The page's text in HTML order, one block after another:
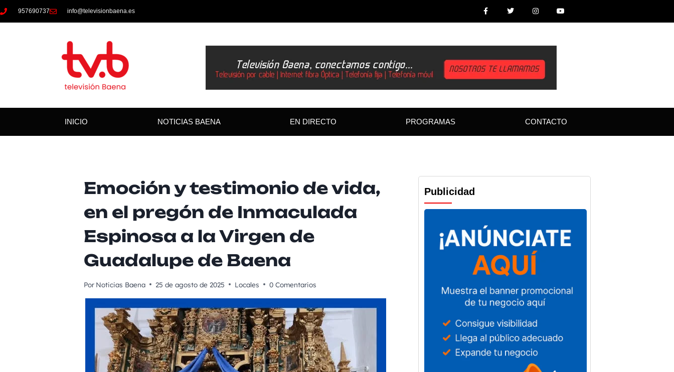
957690737 info@televisionbaena.es
INICIO NOTICIAS BAENA EN DIRECTO PROGRAMAS CONTACTO
Emoción y testimonio de vida,
en el pregón de Inmaculada
Espinosa a la Virgen de
Guadalupe de Baena
Por Noticias Baena 25 de agosto de 2025 Locales 0 Comentarios
Publicidad